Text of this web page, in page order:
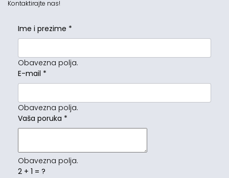
Kontaktirajte nas!
Ime i prezime *
Obavezna polja.
E-mail *
Obavezna polja.
Vaša poruka *
Obavezna polja.
2 + 1 = ?